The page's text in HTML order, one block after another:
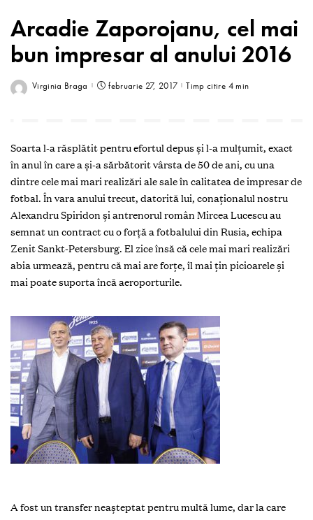
Arcadie Zaporojanu, cel mai
bun impresar al anului 2016
Virginia Braga februarie 27, 2017 Timp citire 4 min
Soarta l-a răsplătit pentru efortul depus şi l-a mulţumit, exact
în anul în care a și-a sărbătorit vârsta de 50 de ani, cu una
dintre cele mai mari realizări ale sale în calitatea de impresar de
fotbal. În vara anului trecut, datorită lui, conaţionalul nostru
Alexandru Spiridon și antrenorul român Mircea Lucescu au
semnat un contract cu o forţă a fotbalului din Rusia, echipa
Zenit Sankt-Petersburg. El zice însă că cele mai mari realizări
abia urmează, pentru că mai are forţe, îl mai ţin picioarele şi
mai poate suporta încă aeroporturile.
Afost un transfer neaşteptat pentru multă lume, dar la care